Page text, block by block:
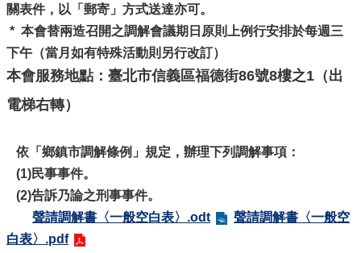
件
府
資
公
鄰
里
資
訊
防
關表件，以「郵寄」方式送達亦可。
* 本會替兩造召開之調解會議期日原則上例行安排於每週三
下午（當月如有特殊活動則另行改訂）
本會服務地點：臺北市信義區福德街86號8樓之1（出
電梯右轉）
依「鄉鎮市調解條例」規定，辦理下列調解事項：
(1)民事事件。
(2)告訴乃論之刑事事件。
聲請調解書〈一般空白表〉.odt
聲請調解書〈一般空
白表〉.pdf